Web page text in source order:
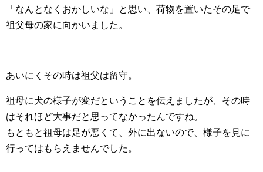
「なんとなくおかしいな」と思い、荷物を置いたその足で
祖父母の家に向かいました。
あいにくその時は祖父は留守。
祖母に犬の様子が変だということを伝えましたが、その時
はそれほど大事だと思ってなかったんですね。
もともと祖母は足が悪くて、外に出ないので、様子を見に
行ってはもらえませんでした。